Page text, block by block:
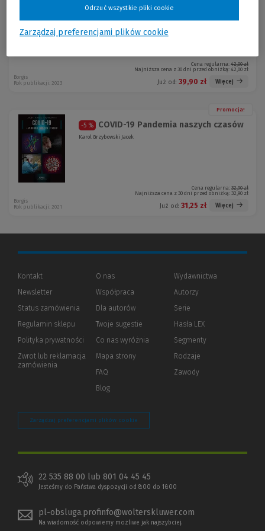
Lucjan Wolanowski
Cena regularna: 42,00 zł
Najniższa cena z 30 dni przed obniżką: 42,00 zł
Już od: 39,90 zł Więcej
Borgis
Rok publikacji: 2023
Promocja!
-5 % COVID-19 Pandemia naszych czasów
Karol Grzybowski Jacek
Cena regularna: 32,90 zł
Najniższa cena z 30 dni przed obniżką: 32,90 zł
Już od: 31,25 zł Więcej
Borgis
Rok publikacji: 2021
Kontakt
Newsletter
Status zamówienia
Regulamin sklepu
Polityka prywatności (Nowe
(Link
innej
Zwrot lub reklamacja
zamówienia
O nas
Współpraca
Dla autorów(Nowe
(Link
innej
strony)
Twoje sugestie
Co nas wyróżnia
Mapa strony
FAQ
Blog
Wydawnictwa
Autorzy
Serie
Hasła LEX
Segmenty
Rodzaje
Zawody
Zarządzaj preferencjami plików cookie
22 535 88 00 lub 801 04 45 45
Jesteśmy do Państwa dyspozycji od 8:00 do 16:00
pl-obsluga.profinfo@wolterskluwer.com
Na wiadomość odpowiemy możliwe jak najszybciej.
Zarządzaj preferencjami plików cookie
Odrzuć wszystkie pliki cookie